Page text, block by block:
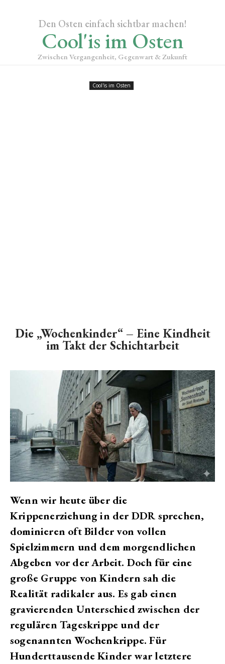
Den Osten einfach sichtbar machen!
Cool'is im Osten
Zwischen Vergangenheit, Gegenwart & Zukunft
Cool'is im Osten
Die „Wochenkinder“ – Eine Kindheit
im Takt der Schichtarbeit
Wenn wir heute über die
Krippenerziehung in der DDR sprechen,
dominieren oft Bilder von vollen
Spielzimmern und dem morgendlichen
Abgeben vor der Arbeit. Doch für eine
große Gruppe von Kindern sah die
Realität radikaler aus. Es gab einen
gravierenden Unterschied zwischen der
regulären Tageskrippe und der
sogenannten Wochenkrippe. Für
Hunderttausende Kinder war letztere